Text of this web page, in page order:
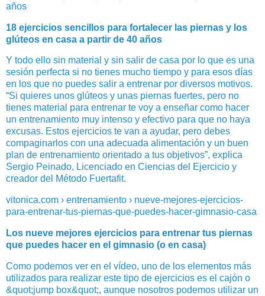
años
18 ejercicios sencillos para fortalecer las piernas y los
glúteos en casa a partir de 40 años
Y todo ello sin material y sin salir de casa por lo que es una
sesión perfecta si no tienes mucho tiempo y para esos días
en los que no puedes salir a entrenar por diversos motivos.
“Si quieres unos glúteos y unas piernas fuertes, pero no
tienes material para entrenar te voy a enseñar como hacer
un entrenamiento muy intenso y efectivo para que no haya
excusas. Estos ejercicios te van a ayudar, pero debes
compaginarlos con una adecuada alimentación y un buen
plan de entrenamiento orientado a tus objetivos”, explica
Sergio Peinado, Licenciado en Ciencias del Ejercicio y
creador del Método Fuertafit.
vitonica.com › entrenamiento › nueve-mejores-ejercicios-
para-entrenar-tus-piernas-que-puedes-hacer-gimnasio-casa
Los nueve mejores ejercicios para entrenar tus piernas
que puedes hacer en el gimnasio (o en casa)
Como podemos ver en el vídeo, uno de los elementos más
utilizados para realizar este tipo de ejercicios es el cajón o
&quot;jump box&quot;, aunque nosotros podemos utilizar un